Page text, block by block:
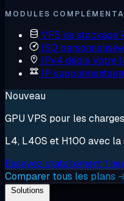
MODULES
VPS de stockage
ISO personnalisée
IPv4 dédiéVotre
IP
Nouveau
GPU VPS pour les
L4, L40S et H100 avec
Essayez gratuitement 1
Comparer tous les plans